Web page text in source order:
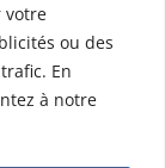
votre
ou des
En
à notre